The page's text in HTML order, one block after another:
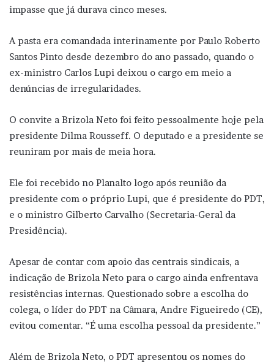
impasse que já durava cinco meses.
A pasta era comandada interinamente por Paulo Roberto
Santos Pinto desde dezembro do ano passado, quando o
ex-ministro Carlos Lupi deixou o cargo em meio a
denúncias de irregularidades.
O convite a Brizola Neto foi feito pessoalmente hoje pela
presidente Dilma Rousseff. O deputado e a presidente se
reuniram por mais de meia hora.
Ele foi recebido no Planalto logo após reunião da
presidente com o próprio Lupi, que é presidente do PDT,
e o ministro Gilberto Carvalho (Secretaria-Geral da
Presidência).
Apesar de contar com apoio das centrais sindicais, a
indicação de Brizola Neto para o cargo ainda enfrentava
resistências internas. Questionado sobre a escolha do
colega, o líder do PDT na Câmara, Andre Figueiredo (CE),
evitou comentar. “É uma escolha pessoal da presidente.”
Além de Brizola Neto, o PDT apresentou os nomes do